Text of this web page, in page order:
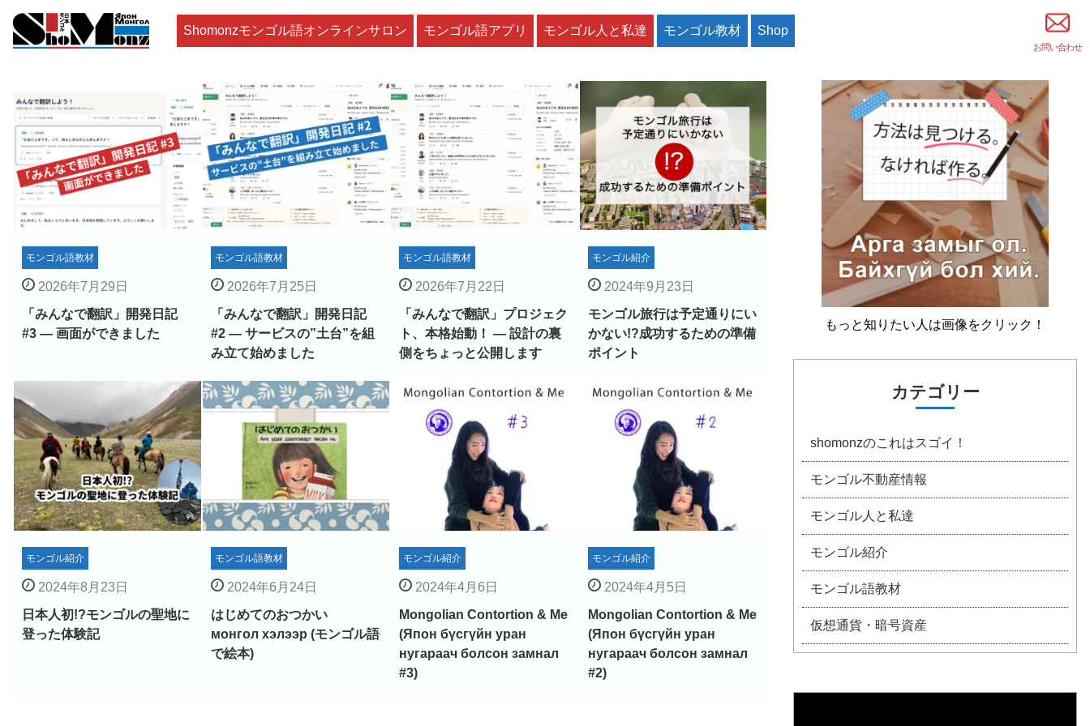
Shomonzモンゴル語オンラインサロン モンゴル語アプリ モンゴル人と私達 モンゴル教材 Shop
お問い合わせ
モンゴル語教材
2026年7月29日
「みんなで翻訳」開発日記
#3 ― 画面ができました
モンゴル語教材
2026年7月25日
「みんなで翻訳」開発日記
#2 ― サービスの”土台”を組
み立て始めました
モンゴル語教材
2026年7月22日
「みんなで翻訳」プロジェク
ト、本格始動！ ― 設計の裏
側をちょっと公開します
モンゴル紹介
2024年9月23日
モンゴル旅行は予定通りにい
かない!?成功するための準備
ポイント
モンゴル紹介
2024年8月23日
日本人初!?モンゴルの聖地に
登った体験記
モンゴル語教材
2024年6月24日
はじめてのおつかい
монгол хэлээр (モンゴル語
で絵本)
モンゴル紹介
2024年4月6日
Mongolian Contortion & Me
(Япон бүсгүйн уран
нугараач болсон замнал
#3)
モンゴル紹介
2024年4月5日
Mongolian Contortion & Me
(Япон бүсгүйн уран
нугараач болсон замнал
#2)
もっと知りたい人は画像をクリック！
カテゴリー
shomonzのこれはスゴイ！
モンゴル不動産情報
モンゴル人と私達
モンゴル紹介
モンゴル語教材
仮想通貨・暗号資産